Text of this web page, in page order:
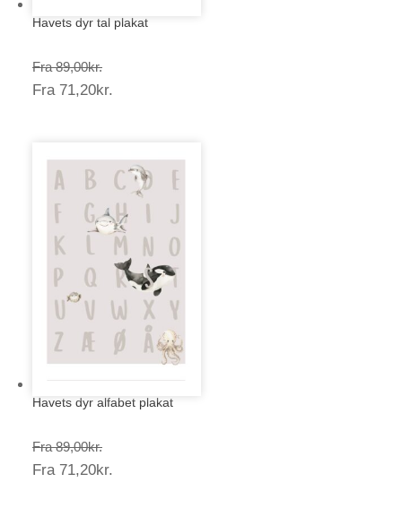
Havets dyr tal plakat
Fra 89,00kr.Prisinterval:
89,00kr.
Fra 71,20kr.
Havets dyr alfabet plakat
Fra 89,00kr.Prisinterval:
89,00kr.
Fra 71,20kr.